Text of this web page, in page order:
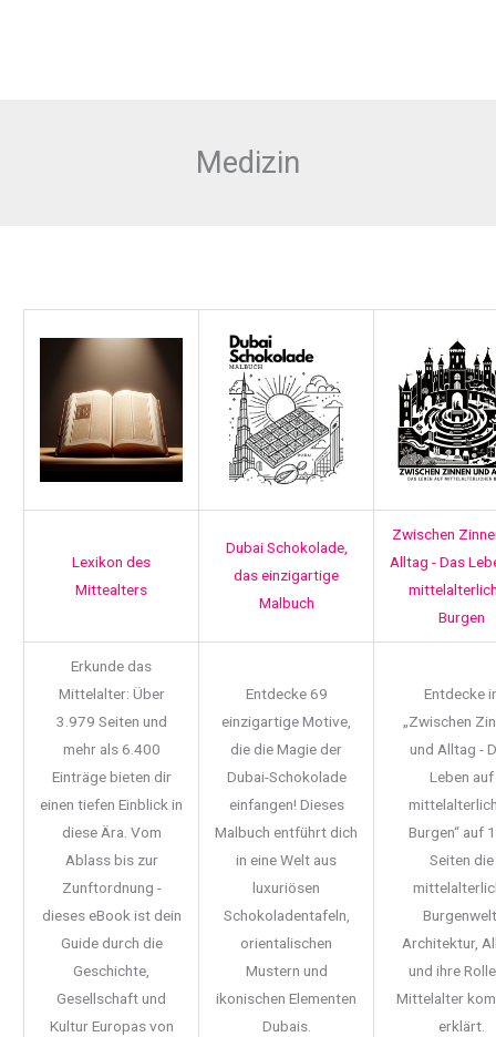
Medizin
Lexikon des
Mittealters
Dubai Schokolade,
das einzigartige
Malbuch
Zwischen
Alltag - Das
Burgen
Erkunde das
Mittelalter: Über
3.979 Seiten und
mehr als 6.400
Einträge bieten dir
einen tiefen Einblick in
diese Ära. Vom
Ablass bis zur
Zunftordnung -
dieses eBook ist dein
Guide durch die
Geschichte,
Gesellschaft und
Kultur Europas von
Entdecke 69
einzigartige Motive,
die die Magie der
Dubai-Schokolade
einfangen! Dieses
Malbuch entführt dich
in eine Welt aus
luxuriösen
Schokoladentafeln,
orientalischen
Mustern und
ikonischen Elementen
Dubais.
Entdecke
„Zwischen
und Alltag -
Leben auf
Burgen“ auf
Seiten die
Architektur,
und ihre
Mittelalter
erklärt.